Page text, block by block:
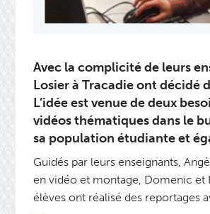
Avec la complicité de leurs
Losier à Tracadie ont décidé
L’idée est venue de deux
vidéos thématiques dans le
sa population étudiante et
Guidés par leurs enseignants,
en vidéo et montage, Domenic et
élèves ont réalisé des reportages